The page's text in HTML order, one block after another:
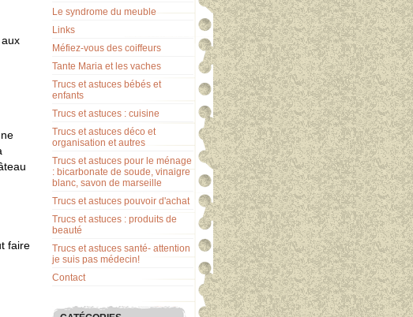
faire
Le syndrome du meuble
Links
Méfiez-vous des coiffeurs
Tante Maria et les vaches
Trucs et astuces bébés et
enfants
Trucs et astuces : cuisine
Trucs et astuces déco et
organisation et autres
Trucs et astuces pour le ménage
: bicarbonate de soude, vinaigre
blanc, savon de marseille
Trucs et astuces pouvoir d'achat
Trucs et astuces : produits de
beauté
Trucs et astuces santé- attention
je suis pas médecin!
Contact